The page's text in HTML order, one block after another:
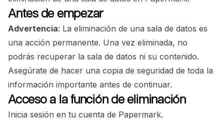
Antes de empezar
Advertencia: La eliminación de una sala de datos es
una acción permanente. Una vez eliminada, no
podrás recuperar la sala de datos ni su contenido.
Asegúrate de hacer una copia de seguridad de toda la
información importante antes de continuar.
Acceso a la función de eliminación
Inicia sesión en tu cuenta de Papermark.